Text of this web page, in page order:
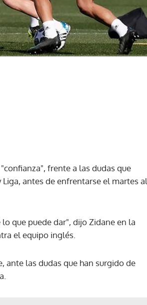
frente a las dudas que
antes de enfrentarse el martes al
que puede dar", dijo Zidane en la
el equipo inglés.
ante las dudas que han surgido de